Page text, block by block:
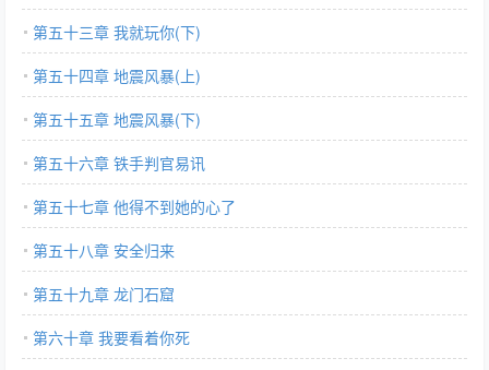
第五十三章 我就玩你(下)
第五十四章 地震风暴(上)
第五十五章 地震风暴(下)
第五十六章 铁手判官易讯
第五十七章 他得不到她的心了
第五十八章 安全归来
第五十九章 龙门石窟
第六十章 我要看着你死